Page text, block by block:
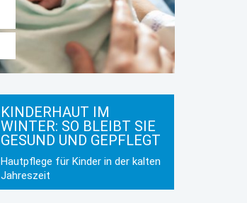
KINDERHAUT IM
WINTER: SO BLEIBT SIE
GESUND UND GEPFLEGT
Hautpflege für Kinder in der kalten
Jahreszeit